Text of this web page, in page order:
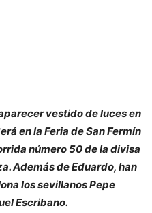
vestido de luces en
en la Feria de San Fermín
número 50 de la divisa
Además de Eduardo, han
los sevillanos Pepe
Escribano.